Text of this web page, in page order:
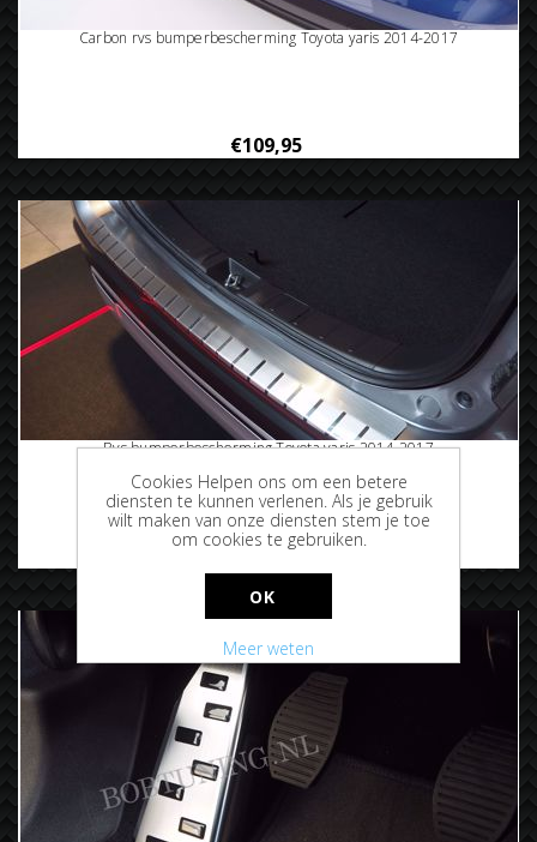
Carbon rvs bumperbescherming Toyota yaris 2014-2017
€109,95
Rvs bumperbescherming Toyota yaris 2014-2017
€94,95
Cookies Helpen ons om een betere
diensten te kunnen verlenen. Als je gebruik
wilt maken van onze diensten stem je toe
om cookies te gebruiken.
OK
Meer weten